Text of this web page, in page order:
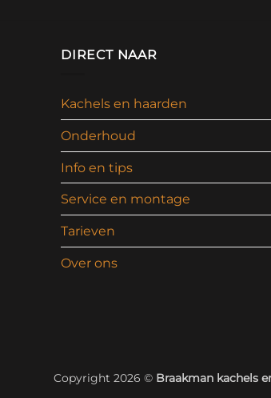
DIRECT NAAR
Kachels en haarden
Onderhoud
Info en tips
Service en montage
Tarieven
Over ons
Copyright 2026 © Braakman kachels